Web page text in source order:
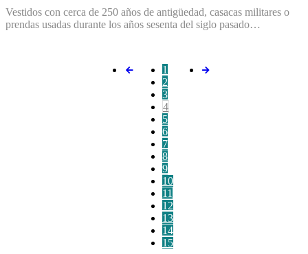
Vestidos con cerca de 250 años de antigüedad, casacas militares o
prendas usadas durante los años sesenta del siglo pasado…
1
2
3
4
5
6
7
8
9
10
11
12
13
14
15